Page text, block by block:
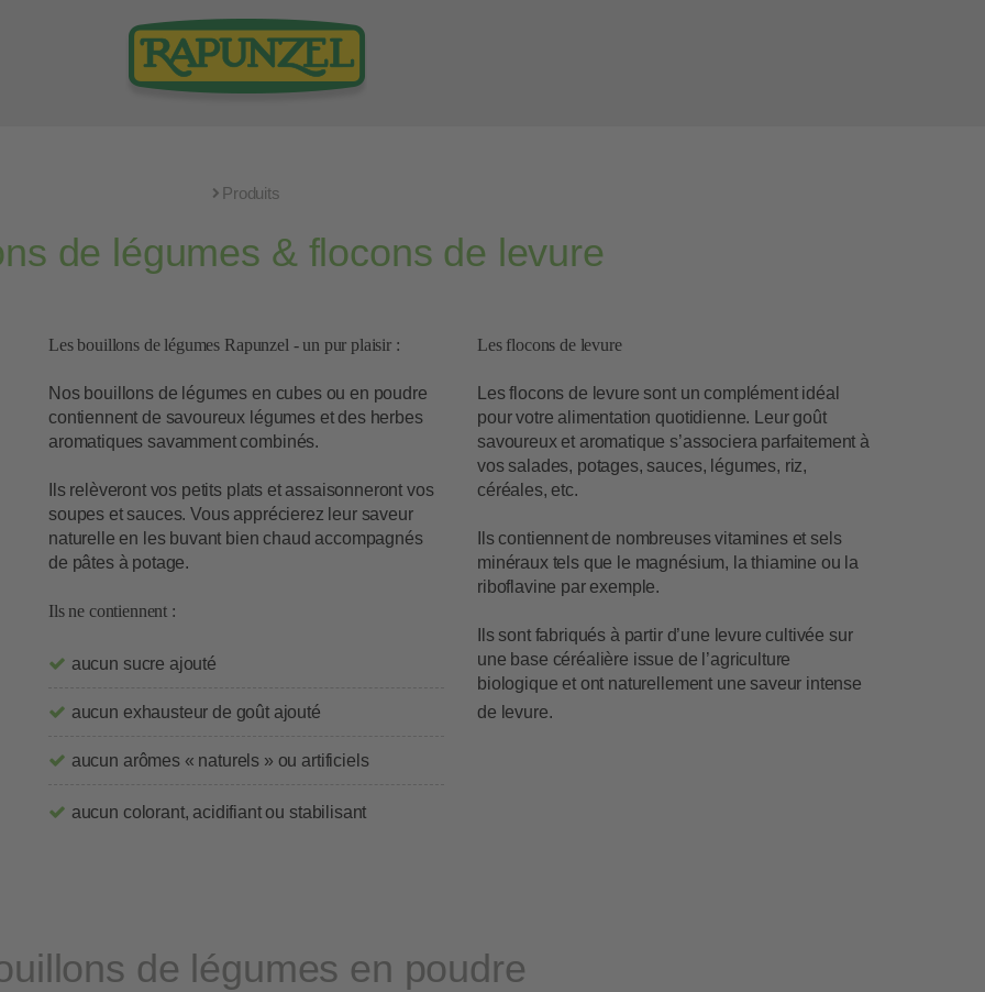
Produits
de légumes & flocons de levure
Les bouillons de légumes Rapunzel - un pur plaisir :
Nos bouillons de légumes en cubes ou en poudre
contiennent de savoureux légumes et des herbes
aromatiques savamment combinés.
Ils relèveront vos petits plats et assaisonneront vos
soupes et sauces. Vous apprécierez leur saveur
naturelle en les buvant bien chaud accompagnés
de pâtes à potage.
Ils ne contiennent :
aucun sucre ajouté
aucun exhausteur de goût ajouté
aucun arômes « naturels » ou artificiels
aucun colorant, acidifiant ou stabilisant
Les flocons de levure
Les flocons de levure sont un complément idéal
pour votre alimentation quotidienne. Leur goût
savoureux et aromatique s’associera parfaitement à
vos salades, potages, sauces, légumes, riz,
céréales, etc.
Ils contiennent de nombreuses vitamines et sels
minéraux tels que le magnésium, la thiamine ou la
riboflavine par exemple.
Ils sont fabriqués à partir d’une levure cultivée sur
une base céréalière issue de l’agriculture
biologique et ont naturellement une saveur intense
de levure.
de légumes en poudre